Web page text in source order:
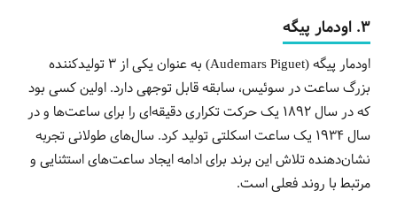
3. اودمار پیگه
اودمار پیگه (Audemars Piguet) به عنوان یکی از 3 تولیدکننده
بزرگ ساعت در سوئیس، سابقه قابل توجهی دارد. اولین کسی بود
که در سال 1892 یک حرکت تکراری دقیقه‌ای را برای ساعت‌ها و در
سال 1934 یک ساعت اسکلتی تولید کرد. سال‌های طولانی تجربه
نشان‌دهنده تلاش این برند برای ادامه ایجاد ساعت‌های استثنایی و
مرتبط با روند فعلی است.